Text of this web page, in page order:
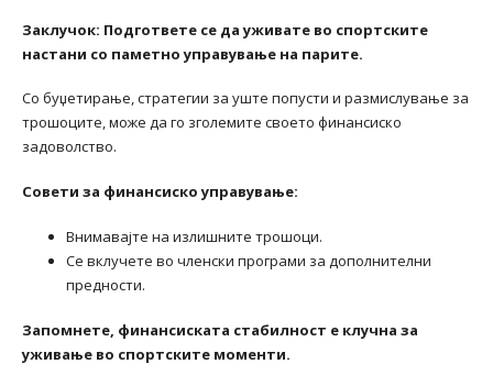
Заклучок: Подгответе се да уживате во спортските
настани со паметно управување на парите.
Со буџетирање, стратегии за уште попусти и размислување за
трошоците, може да го зголемите своето финансиско
задоволство.
Совети за финансиско управување:
Внимавајте на излишните трошоци.
Се вклучете во членски програми за дополнителни
предности.
Запомнете, финансиската стабилност е клучна за
уживање во спортските моменти.